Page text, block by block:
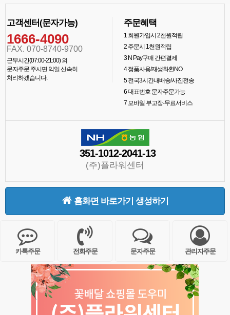
고객센터(문자가능)
1666-4090
FAX. 070-8740-9700
근무시간(07:00-21:00) 외
문자주문 주시면 익일 신속히
처리하겠습니다.
주문혜택
1회원가입시 2천원적립
2주문시 1천원적립
3N Pay구매 간편결제
4정품사용/재생화환NO
5전국3시간내배송/사진전송
6대표번호 문자주문가능
7모바일 부고장-무료서비스
351-1012-2041-13
(주)플라워센터
홈화면 바로가기 생성하기
카톡주문 전화주문 문자주문 관리자주문